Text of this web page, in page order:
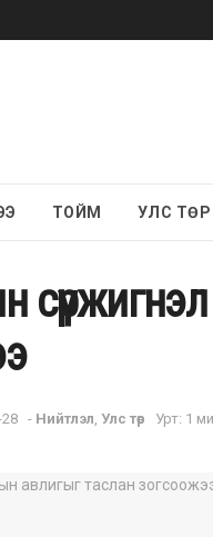
ТОЙМ УЛС ТӨР
- Нийтлэл Улс төр Урт: 1